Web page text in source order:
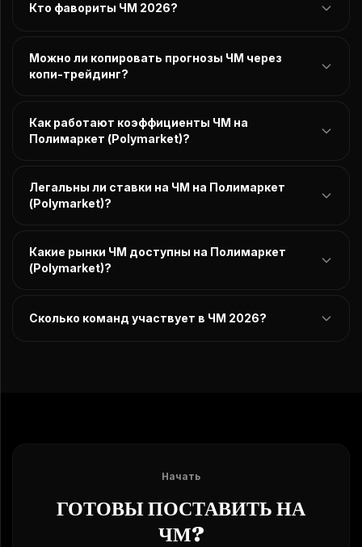
Кто фавориты ЧМ 2026?
Можно ли копировать прогнозы ЧМ через
копи-трейдинг?
Как работают коэффициенты ЧМ на
Полимаркет (Polymarket)?
Легальны ли ставки на ЧМ на Полимаркет
(Polymarket)?
Какие рынки ЧМ доступны на Полимаркет
(Polymarket)?
Сколько команд участвует в ЧМ 2026?
Начать
ГОТОВЫ ПОСТАВИТЬ НА
ЧМ?